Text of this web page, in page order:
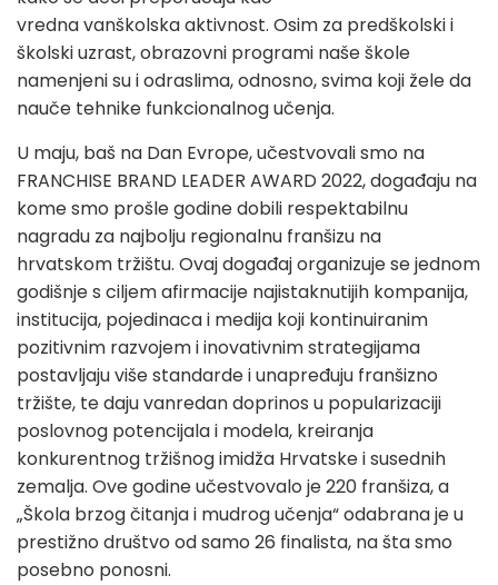
vredna vanškolska aktivnost. Osim za predškolski i
školski uzrast, obrazovni programi naše škole
namenjeni su i odraslima, odnosno, svima koji žele da
nauče tehnike funkcionalnog učenja.
U maju, baš na Dan Evrope, učestvovali smo na
FRANCHISE BRAND LEADER AWARD 2022, događaju na
kome smo prošle godine dobili respektabilnu
nagradu za najbolju regionalnu franšizu na
hrvatskom tržištu. Ovaj događaj organizuje se jednom
godišnje s ciljem afirmacije najistaknutijih kompanija,
institucija, pojedinaca i medija koji kontinuiranim
pozitivnim razvojem i inovativnim strategijama
postavljaju više standarde i unapređuju franšizno
tržište, te daju vanredan doprinos u popularizaciji
poslovnog potencijala i modela, kreiranja
konkurentnog tržišnog imidža Hrvatske i susednih
zemalja. Ove godine učestvovalo je 220 franšiza, a
„Škola brzog čitanja i mudrog učenja“ odabrana je u
prestižno društvo od samo 26 finalista, na šta smo
posebno ponosni.